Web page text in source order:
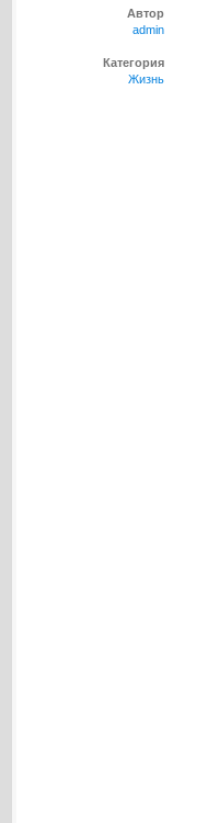
Автор
admin
Категория
Жизнь